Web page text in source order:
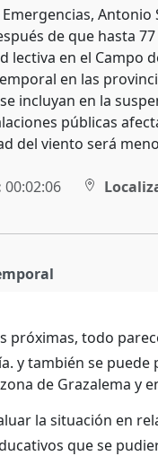
de que hasta
lectiva en el Campo
en las
incluyan en la
públicas
del viento será
00:02:06
próximas, todo
y también se
de Grazalema y
la situación en
que se